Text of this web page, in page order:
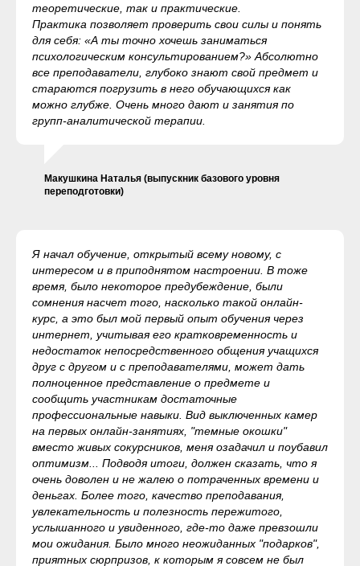
теоретические, так и практические.
Практика позволяет проверить свои силы и понять
для себя: «А ты точно хочешь заниматься
психологическим консультированием?» Абсолютно
все преподаватели, глубоко знают свой предмет и
стараются погрузить в него обучающихся как
можно глубже. Очень много дают и занятия по
групп-аналитической терапии.
Макушкина Наталья (выпускник базового уровня
переподготовки)
Я начал обучение, открытый всему новому, с
интересом и в приподнятом настроении. В тоже
время, было некоторое предубеждение, были
сомнения насчет того, насколько такой онлайн-
курс, а это был мой первый опыт обучения через
интернет, учитывая его кратковременность и
недостаток непосредственного общения учащихся
друг с другом и с преподавателями, может дать
полноценное представление о предмете и
сообщить участникам достаточные
профессиональные навыки. Вид выключенных камер
на первых онлайн-занятиях, "темные окошки"
вместо живых сокурсников, меня озадачил и поубавил
оптимизм... Подводя итоги, должен сказать, что я
очень доволен и не жалею о потраченных времени и
деньгах. Более того, качество преподавания,
увлекательность и полезность пережитого,
услышанного и увиденного, где-то даже превзошли
мои ожидания. Было много неожиданных "подарков",
приятных сюрпризов, к которым я совсем не был